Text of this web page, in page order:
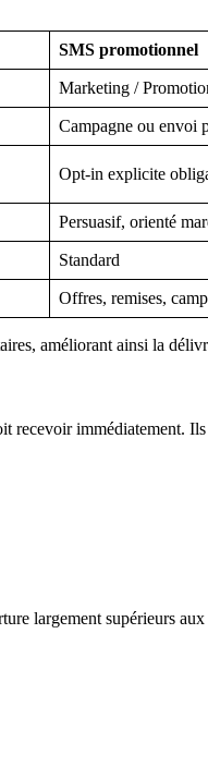
SMS promotionnel
Marketing /
Campagne ou envoi
Opt-in explicite
Persuasif, orienté
Standard
Offres, remises,
améliorant ainsi la
recevoir immédiatement.
largement supérieurs